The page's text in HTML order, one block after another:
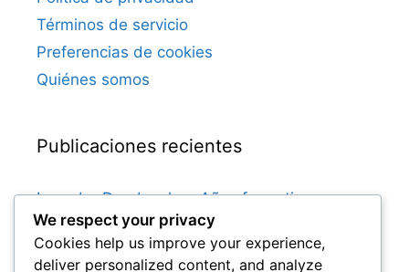
Términos de servicio
Preferencias de cookies
Quiénes somos
Publicaciones recientes
Leander Dendoncker: Años formativos,
Influencia familiar, Inicio de carrera
Dries Mertens: Años formativos, Inicios en el
We respect your privacy
Cookies help us improve your experience,
deliver personalized content, and analyze